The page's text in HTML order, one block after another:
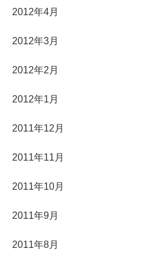
2012年4月
2012年3月
2012年2月
2012年1月
2011年12月
2011年11月
2011年10月
2011年9月
2011年8月